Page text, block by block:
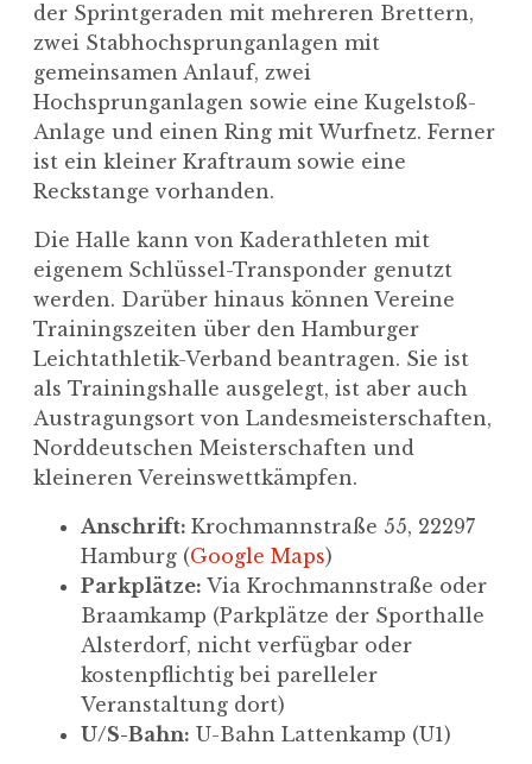
der Sprintgeraden mit mehreren Brettern,
zwei Stabhochsprunganlagen mit
gemeinsamen Anlauf, zwei
Hochsprunganlagen sowie eine Kugelstoß-
Anlage und einen Ring mit Wurfnetz. Ferner
ist ein kleiner Kraftraum sowie eine
Reckstange vorhanden.
Die Halle kann von Kaderathleten mit
eigenem Schlüssel-Transponder genutzt
werden. Darüber hinaus können Vereine
Trainingszeiten über den Hamburger
Leichtathletik-Verband beantragen. Sie ist
als Trainingshalle ausgelegt, ist aber auch
Austragungsort von Landesmeisterschaften,
Norddeutschen Meisterschaften und
kleineren Vereinswettkämpfen.
Anschrift: Krochmannstraße 55, 22297
Hamburg (Google Maps)
Parkplätze: Via Krochmannstraße oder
Braamkamp (Parkplätze der Sporthalle
Alsterdorf, nicht verfügbar oder
kostenpflichtig bei parelleler
Veranstaltung dort)
U/S-Bahn: U-Bahn Lattenkamp (U1)